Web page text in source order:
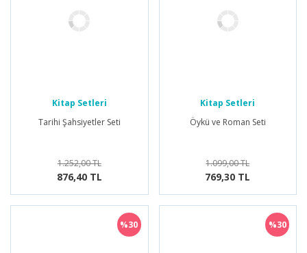
Kitap Setleri
Tarihi Şahsiyetler Seti
1.252,00 TL
876,40 TL
Kitap Setleri
Öykü ve Roman Seti
1.099,00 TL
769,30 TL
%30 %30